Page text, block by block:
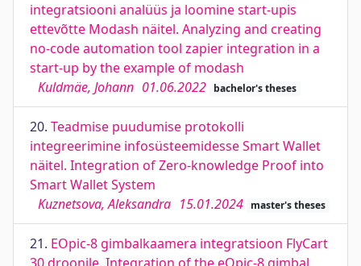
integratsiooni analüüs ja loomine start-upis
ettevõtte Modash näitel. Analyzing and creating
no-code automation tool zapier integration in a
start-up by the example of modash
Kuldmäe, Johann 01.06.2022 bachelor's theses
20. Teadmise puudumise protokolli
integreerimine infosüsteemidesse Smart Wallet
näitel. Integration of Zero-knowledge Proof into
Smart Wallet System
Kuznetsova, Aleksandra 15.01.2024 master's theses
21. EOpic-8 gimbalkaamera integratsioon FlyCart